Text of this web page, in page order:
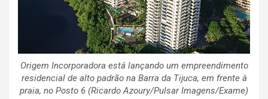
Origem Incorporadora está lançando um empreendimento
residencial de alto padrão na Barra da Tijuca, em frente à
praia, no Posto 6 (Ricardo Azoury/Pulsar Imagens/Exame)